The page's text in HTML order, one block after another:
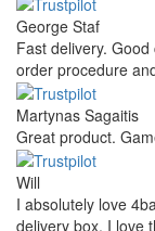
Danilo
Super schnelle
Vaarg
Very nice - well
future!
Andrea Munari
Very good